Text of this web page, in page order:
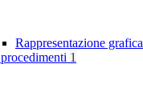
Rappresentazione grafica
1